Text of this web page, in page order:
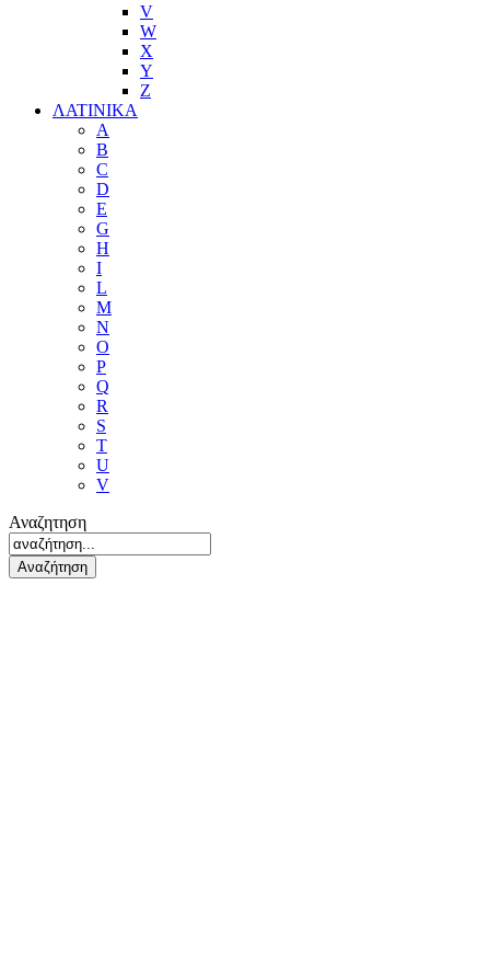
V
W
X
Y
Z
ΛΑΤΙΝΙΚΑ
A
B
C
D
E
G
H
I
L
M
N
O
P
Q
R
S
T
U
V
Αναζητηση